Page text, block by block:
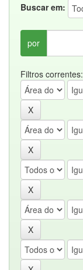
Buscar em:
por
Filtros correntes: